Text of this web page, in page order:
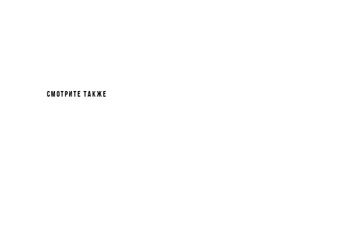
Смотрите также